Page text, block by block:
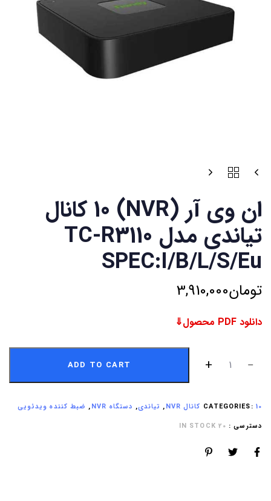
ان وی آر (NVR) 10 کانال
تیاندی مدل TC-R3110
SPEC:I/B/L/S/Eu
تومان3,910,000
دانلود PDF محصول⇓
ADD TO CART
CATEGORIES: 10 کانال NVR , تیاندی, دستگاه NVR , ضبط کننده ویدئویی
دسترسی : 20 IN STOCK